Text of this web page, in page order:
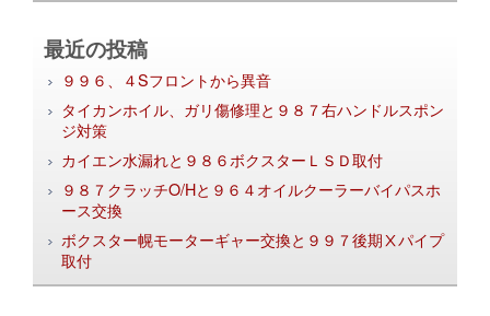
最近の投稿
９９６、４Sフロントから異音
タイカンホイル、ガリ傷修理と９８７右ハンドルスポン
ジ対策
カイエン水漏れと９８６ボクスターＬＳＤ取付
９８７クラッチO/Hと９６４オイルクーラーバイパスホ
ース交換
ボクスター幌モーターギャー交換と９９７後期Ⅹパイプ
取付